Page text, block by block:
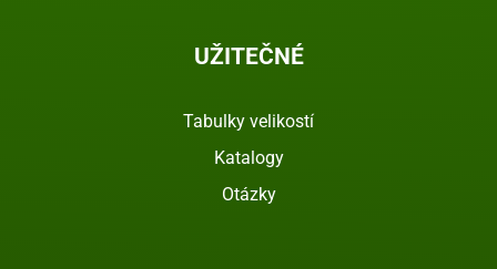
UŽITEČNÉ
Tabulky velikostí
Katalogy
Otázky